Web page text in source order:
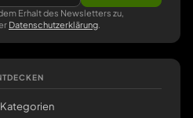
Erhalt des Newsletters zu,
Datenschutzerklärung